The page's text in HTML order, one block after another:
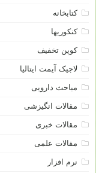
کتابخانه
کنکوریها
کوپن تخفیف
لاجیک آیمت ایتالیا
مباحث دارویی
مقالات انگیزشی
مقالات خبری
مقالات علمی
نرم افزار